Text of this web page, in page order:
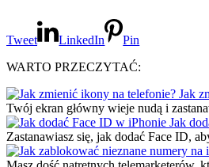
Tweet LinkedIn
Pin
WARTO PRZECZYTAĆ:
Jak
Twój ekran główny wieje nudą i
Jak
Zastanawiasz się, jak dodać Face ID,